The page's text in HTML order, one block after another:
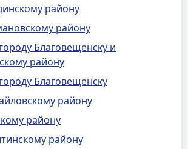
району
району
Благовещенску и
району
Благовещенску
району
району
району